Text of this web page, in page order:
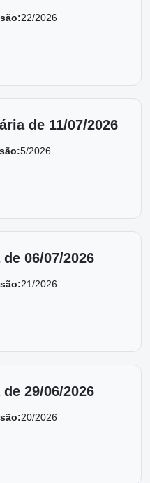
22/2026
de 11/07/2026
5/2026
06/07/2026
21/2026
29/06/2026
20/2026